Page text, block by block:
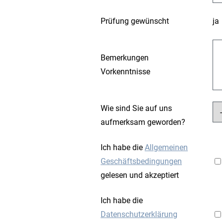
Prüfung gewünscht ja
Bemerkungen
Vorkenntnisse
Wie sind Sie auf uns
aufmerksam geworden?
Ich habe die Allgemeinen
Geschäftsbedingungen
gelesen und akzeptiert
Ich habe die
Datenschutzerklärung